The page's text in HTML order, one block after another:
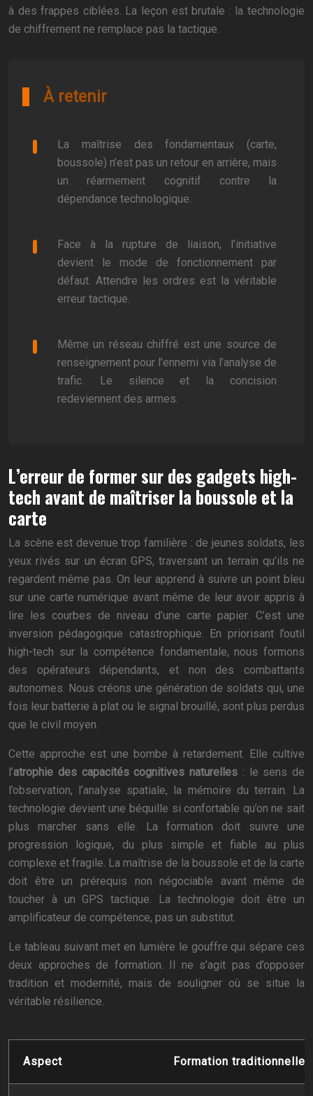
à des frappes ciblées. La leçon est brutale : la technologie
de chiffrement ne remplace pas la tactique.
À retenir
La maîtrise des fondamentaux (carte,
boussole) n’est pas un retour en arrière, mais
un réarmement cognitif contre la
dépendance technologique.
Face à la rupture de liaison, l’initiative
devient le mode de fonctionnement par
défaut. Attendre les ordres est la véritable
erreur tactique.
Même un réseau chiffré est une source de
renseignement pour l’ennemi via l’analyse de
trafic. Le silence et la concision
redeviennent des armes.
L’erreur de former sur des gadgets high-
tech avant de maîtriser la boussole et la
carte
La scène est devenue trop familière : de jeunes soldats, les
yeux rivés sur un écran GPS, traversant un terrain qu’ils ne
regardent même pas. On leur apprend à suivre un point bleu
sur une carte numérique avant même de leur avoir appris à
lire les courbes de niveau d’une carte papier. C’est une
inversion pédagogique catastrophique. En priorisant l’outil
high-tech sur la compétence fondamentale, nous formons
des opérateurs dépendants, et non des combattants
autonomes. Nous créons une génération de soldats qui, une
fois leur batterie à plat ou le signal brouillé, sont plus perdus
que le civil moyen.
Cette approche est une bombe à retardement. Elle cultive
l’atrophie des capacités cognitives naturelles : le sens de
l’observation, l’analyse spatiale, la mémoire du terrain. La
technologie devient une béquille si confortable qu’on ne sait
plus marcher sans elle. La formation doit suivre une
progression logique, du plus simple et fiable au plus
complexe et fragile. La maîtrise de la boussole et de la carte
doit être un prérequis non négociable avant même de
toucher à un GPS tactique. La technologie doit être un
amplificateur de compétence, pas un substitut.
Le tableau suivant met en lumière le gouffre qui sépare ces
deux approches de formation. Il ne s’agit pas d’opposer
tradition et modernité, mais de souligner où se situe la
véritable résilience.
Aspect Formation traditionnelle